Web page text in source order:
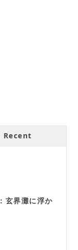
Recent
玄界灘に浮か